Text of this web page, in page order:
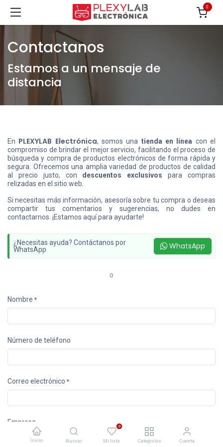
Inicio Buscar
0
Mi lista Categorías Cuenta
0
Contactanos
Estamos a un mensaje de
distancia
En PLEXYLAB Electrónica, somos una tienda en línea con el
compromiso de brindar el mejor servicio, facilitando el proceso de
búsqueda y compra de productos electrónicos de forma rápida y
segura. Ofrecemos una amplia variedad de productos de calidad
al precio justo, con descuentos exclusivos para compras
relizadas en el sitio web.
Si necesitas más información, asesoría sobre tu compra o deseas
compartir tus comentarios y sugerencias, no dudes en
contactarnos. ¡Estamos aquí para ayudarte!
¿Necesitas ayuda? Contáctanos por
WhatsApp
WhatsApp
o
Nombre *
Número de teléfono
Correo electrónico *
Empresa